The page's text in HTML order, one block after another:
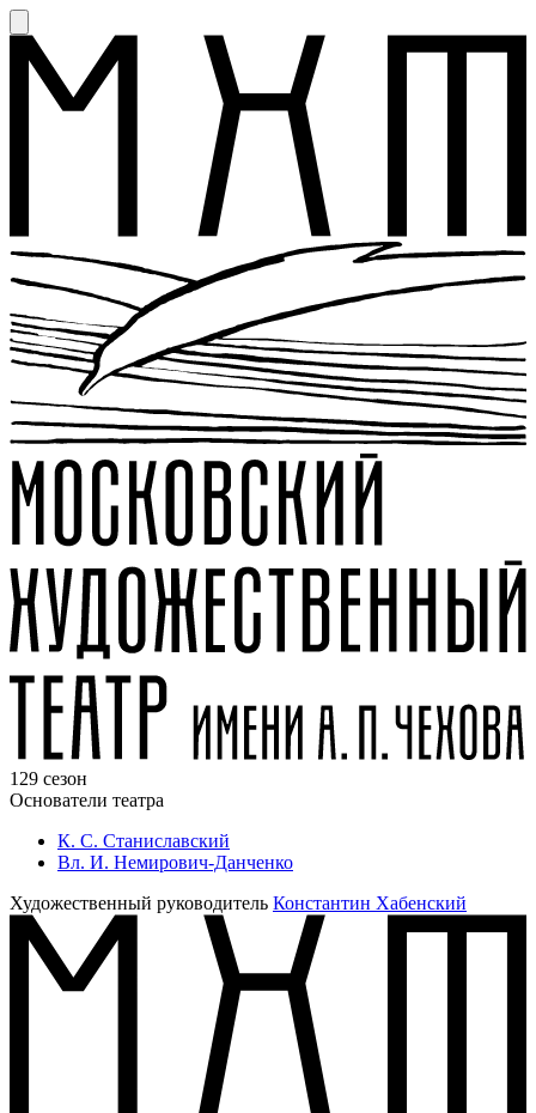
129 сезон
Основатели театра
К. С. Станиславский
Вл. И. Немирович-Данченко
Художественный руководитель Константин Хабенский